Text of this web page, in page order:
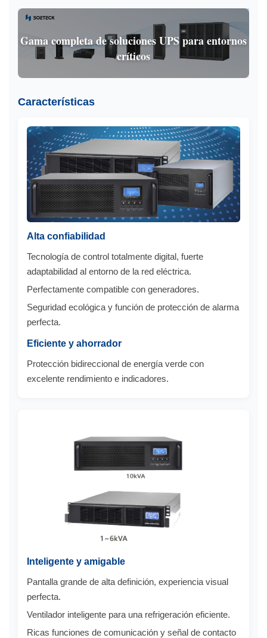
Gama completa de soluciones UPS para entornos
críticos
Características
Alta confiabilidad
Tecnología de control totalmente digital, fuerte
adaptabilidad al entorno de la red eléctrica.
Perfectamente compatible con generadores.
Seguridad ecológica y función de protección de alarma
perfecta.
Eficiente y ahorrador
Protección bidireccional de energía verde con
excelente rendimiento e indicadores.
Inteligente y amigable
Pantalla grande de alta definición, experiencia visual
perfecta.
Ventilador inteligente para una refrigeración eficiente.
Ricas funciones de comunicación y señal de contacto